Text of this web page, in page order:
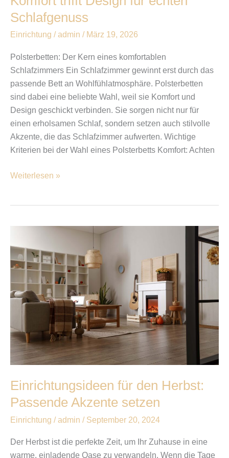
Schlafgenuss
Einrichtung /admin / März 19, 2026
Polsterbetten: Der Kern eines komfortablen
Schlafzimmers Ein Schlafzimmer gewinnt erst durch das
passende Bett an Wohlfühlatmosphäre. Polsterbetten
sind dabei eine beliebte Wahl, weil sie Komfort und
Design geschickt verbinden. Sie sorgen nicht nur für
einen erholsamen Schlaf, sondern setzen auch stilvolle
Akzente, die das Schlafzimmer aufwerten. Wichtige
Kriterien bei der Wahl eines Polsterbetts Komfort: Achten
Weiterlesen »
Einrichtungsideen für den Herbst:
Passende Akzente setzen
Einrichtung /admin / September 20, 2024
Der Herbst ist die perfekte Zeit, um Ihr Zuhause in eine
warme, einladende Oase zu verwandeln. Wenn die Tage
für
den
Herbst:
Passende
Akzente